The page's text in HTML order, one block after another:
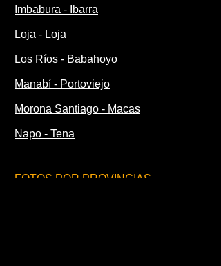
Imbabura - Ibarra
Loja - Loja
Los Ríos - Babahoyo
Manabí - Portoviejo
Morona Santiago - Macas
Napo - Tena
FOTOS POR PROVINCIAS